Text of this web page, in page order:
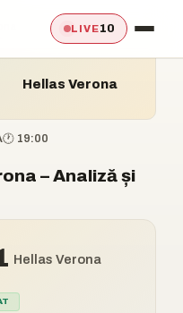
LIVE10
Hellas Verona
🕐 19:00
– Analiză și
Hellas Verona